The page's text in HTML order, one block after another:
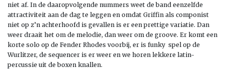
niet af. In de daaropvolgende nummers weet de band eenzelfde
attractiviteit aan de dag te leggen en omdat Griffin als componist
niet op z’n achterhoofd is gevallen is er een prettige variatie. Dan
weer draait het om de melodie, dan weer om de groove. Er komt een
korte solo op de Fender Rhodes voorbij, er is funky spel op de
Wurlitzer, de sequencer is er weer en we horen lekkere latin-
percussie uit de boxen knallen.